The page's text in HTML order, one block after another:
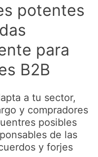
potentes
para
B2B
a tu sector,
y compradores
posibles
de las
y forjes